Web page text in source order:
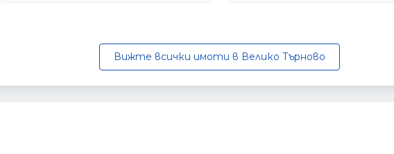
Вижте всички имоти в Велико Търново